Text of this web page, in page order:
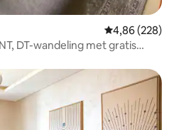
Gemiddelde
4,86 (228)
DT-wandeling met gratis